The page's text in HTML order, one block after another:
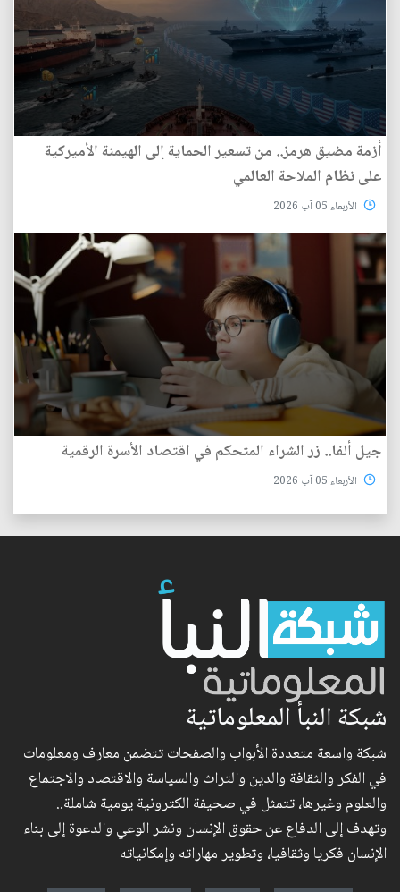
أزمة مضيق هرمز.. من تسعير الحماية إلى الهيمنة الأميركية
على نظام الملاحة العالمي
الأربعاء 05 آب 2026
جيل ألفا.. زر الشراء المتحكم في اقتصاد الأسرة الرقمية
الأربعاء 05 آب 2026
شبكة النبأ المعلوماتية
شبكة واسعة متعددة الأبواب والصفحات تتضمن معارف ومعلومات
في الفكر والثقافة والدين والتراث والسياسة والاقتصاد والاجتماع
والعلوم وغيرها، تتمثل في صحيفة الكترونية يومية شاملة..
وتهدف إلى الدفاع عن حقوق الإنسان ونشر الوعي والدعوة إلى بناء
الإنسان فكريا وثقافيا، وتطوير مهاراته وإمكانياته